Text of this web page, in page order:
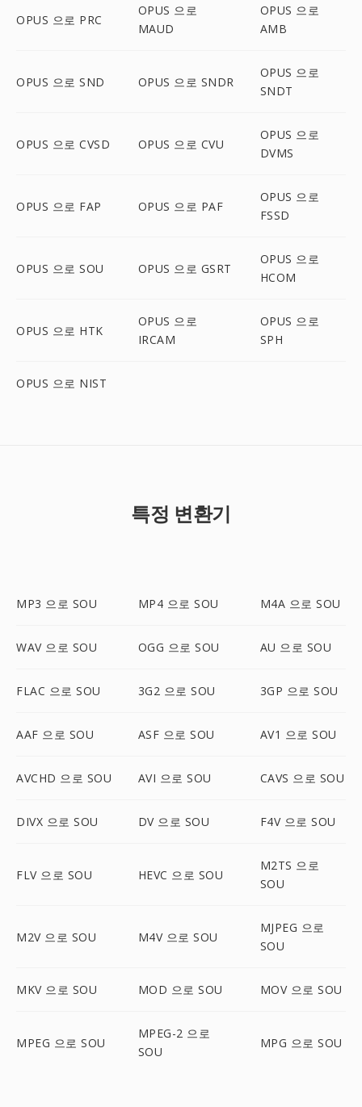
OPUS 으로 PRC
OPUS 으로
MAUD
OPUS 으로
AMB
OPUS 으로 SND OPUS 으로 SNDR
OPUS 으로
SNDT
OPUS 으로 CVSD OPUS 으로 CVU
OPUS 으로
DVMS
OPUS 으로 FAP OPUS 으로 PAF
OPUS 으로
FSSD
OPUS 으로 SOU OPUS 으로 GSRT
OPUS 으로
HCOM
OPUS 으로 HTK
OPUS 으로
IRCAM
OPUS 으로
SPH
OPUS 으로 NIST
특정 변환기
MP3 으로 SOU MP4 으로 SOU M4A 으로 SOU
WAV 으로 SOU OGG 으로 SOU AU 으로 SOU
FLAC 으로 SOU 3G2 으로 SOU 3GP 으로 SOU
AAF 으로 SOU ASF 으로 SOU AV1 으로 SOU
AVCHD 으로 SOU AVI 으로 SOU CAVS 으로 SOU
DIVX 으로 SOU DV 으로 SOU F4V 으로 SOU
FLV 으로 SOU HEVC 으로 SOU
M2TS 으로
SOU
M2V 으로 SOU M4V 으로 SOU
MJPEG 으로
SOU
MKV 으로 SOU MOD 으로 SOU MOV 으로 SOU
MPEG 으로 SOU
MPEG-2 으로
SOU
MPG 으로 SOU